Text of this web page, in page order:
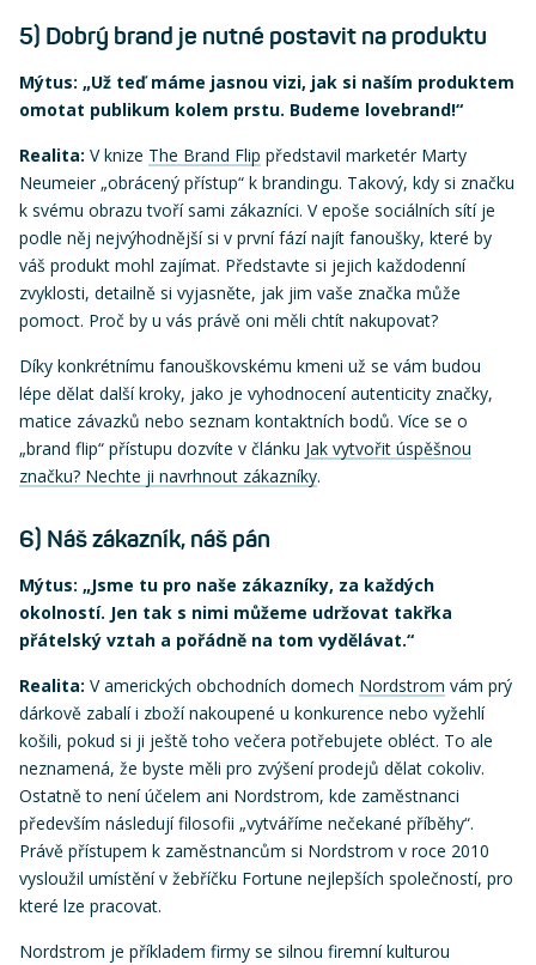
5) Dobrý brand je nutné postavit na produktu
Mýtus: „Už teď máme jasnou vizi, jak si naším produktem
omotat publikum kolem prstu. Budeme lovebrand!“
Realita: V knize The Brand Flip představil marketér Marty
Neumeier „obrácený přístup“ k brandingu. Takový, kdy si značku
k svému obrazu tvoří sami zákazníci. V epoše sociálních sítí je
podle něj nejvýhodnější si v první fází najít fanoušky, které by
váš produkt mohl zajímat. Představte si jejich každodenní
zvyklosti, detailně si vyjasněte, jak jim vaše značka může
pomoct. Proč by u vás právě oni měli chtít nakupovat?
Díky konkrétnímu fanouškovskému kmeni už se vám budou
lépe dělat další kroky, jako je vyhodnocení autenticity značky,
matice závazků nebo seznam kontaktních bodů. Více se o
„brand flip“ přístupu dozvíte v článku Jak vytvořit úspěšnou
značku? Nechte ji navrhnout zákazníky.
6) Náš zákazník, náš pán
Mýtus: „Jsme tu pro naše zákazníky, za každých
okolností. Jen tak s nimi můžeme udržovat takřka
přátelský vztah a pořádně na tom vydělávat.“
Realita: V amerických obchodních domech Nordstrom vám prý
dárkově zabalí i zboží nakoupené u konkurence nebo vyžehlí
košili, pokud si ji ještě toho večera potřebujete obléct. To ale
neznamená, že byste měli pro zvýšení prodejů dělat cokoliv.
Ostatně to není účelem ani Nordstrom, kde zaměstnanci
především následují filosofii „vytváříme nečekané příběhy“.
Právě přístupem k zaměstnancům si Nordstrom v roce 2010
vysloužil umístění v žebříčku Fortune nejlepších společností, pro
které lze pracovat.
Nordstrom je příkladem firmy se silnou firemní kulturou